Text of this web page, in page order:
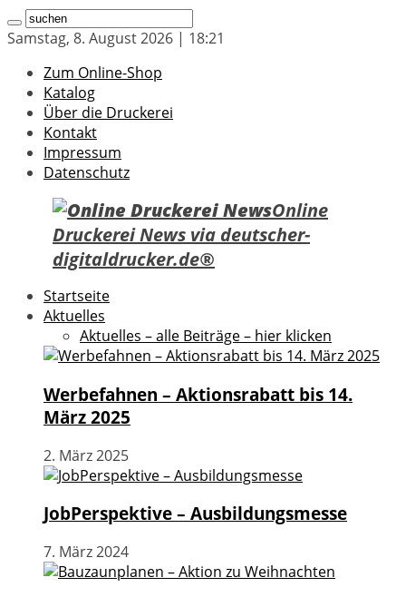
Samstag, 8. August 2026 | 18:21
Zum Online-Shop
Katalog
Über die Druckerei
Kontakt
Impressum
Datenschutz
Online
Druckerei News via deutscher-
digitaldrucker.de®
Startseite
Aktuelles
Aktuelles – alle Beiträge – hier klicken
Werbefahnen – Aktionsrabatt bis 14.
März 2025
2. März 2025
JobPerspektive – Ausbildungsmesse
7. März 2024